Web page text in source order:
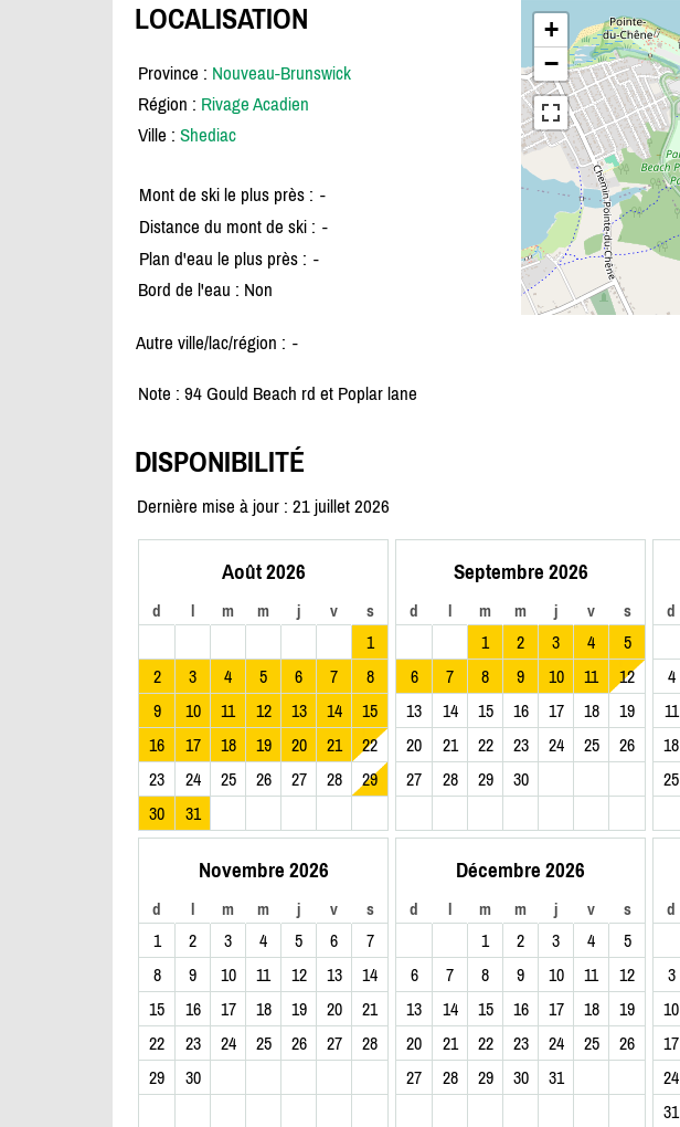
+
−
LOCALISATION
Province : Nouveau-Brunswick
Région : Rivage Acadien
Ville : Shediac
Mont de ski le plus près : -
Distance du mont de ski : -
Plan d'eau le plus près : -
Bord de l'eau : Non
Autre ville/lac/région : -
Note : 94 Gould Beach rd et Poplar lane
DISPONIBILITÉ
Dernière mise à jour : 21 juillet 2026
Août 2026
d l m m j v s
1
2
3 4 5 6 7
8
9
10 11 12 13 14
15
16
17 18 19 20 21
22
23
24 25 26 27 28
29
30
31
Septembre 2026
d l m m j v s
1 2 3 4
5
6
7 8 9 10 11
12
13
14 15 16 17 18
19
20
21 22 23 24 25
26
27
28 29 30
d
4
11
18
25
Novembre 2026
d l m m j v s
1 2 3 4 5 6
7
8
9 10 11 12 13
14
15
16 17 18 19 20
21
22
23 24 25 26 27
28
29
30
Décembre 2026
d l m m j v s
1 2 3 4
5
6
7 8 9 10 11
12
13
14 15 16 17 18
19
20
21 22 23 24 25
26
27
28 29 30 31
d
3
10
17
24
31